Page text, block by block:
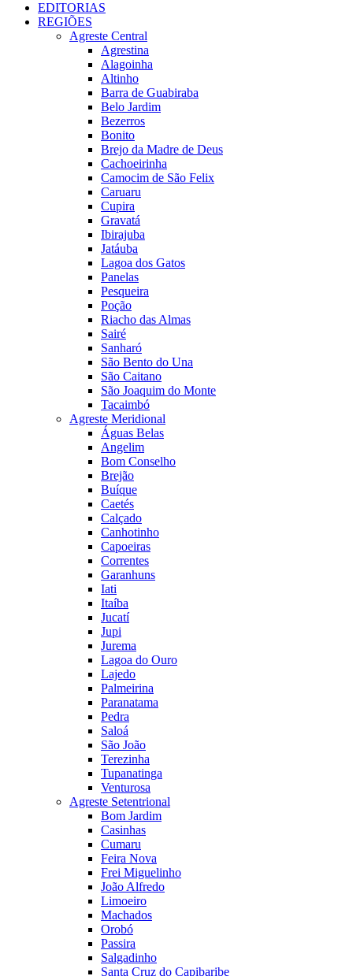
EDITORIAS
REGIÕES
Agreste Central
Agrestina
Alagoinha
Altinho
Barra de Guabiraba
Belo Jardim
Bezerros
Bonito
Brejo da Madre de Deus
Cachoeirinha
Camocim de São Felix
Caruaru
Cupira
Gravatá
Ibirajuba
Jatáuba
Lagoa dos Gatos
Panelas
Pesqueira
Poção
Riacho das Almas
Sairé
Sanharó
São Bento do Una
São Caitano
São Joaquim do Monte
Tacaimbó
Agreste Meridional
Águas Belas
Angelim
Bom Conselho
Brejão
Buíque
Caetés
Calçado
Canhotinho
Capoeiras
Correntes
Garanhuns
Iati
Itaíba
Jucatí
Jupi
Jurema
Lagoa do Ouro
Lajedo
Palmeirina
Paranatama
Pedra
Saloá
São João
Terezinha
Tupanatinga
Venturosa
Agreste Setentrional
Bom Jardim
Casinhas
Cumaru
Feira Nova
Frei Miguelinho
João Alfredo
Limoeiro
Machados
Orobó
Passira
Salgadinho
Santa Cruz do Capibaribe